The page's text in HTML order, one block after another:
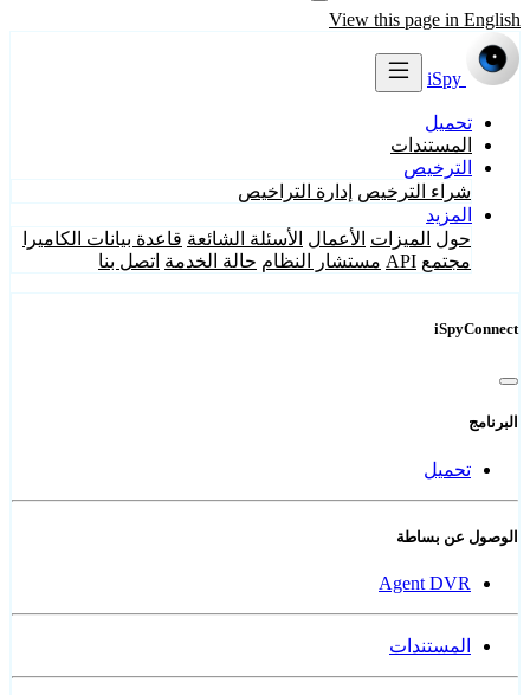
View this page in English
iSpy
تحميل
المستندات
الترخيص
شراء الترخيص إدارة التراخيص
المزيد
حول الميزات الأعمال الأسئلة الشائعة قاعدة بيانات الكاميرا
مجتمع API مستشار النظام حالة الخدمة اتصل بنا
iSpyConnect
البرنامج
تحميل
الوصول عن بساطة
Agent DVR
المستندات